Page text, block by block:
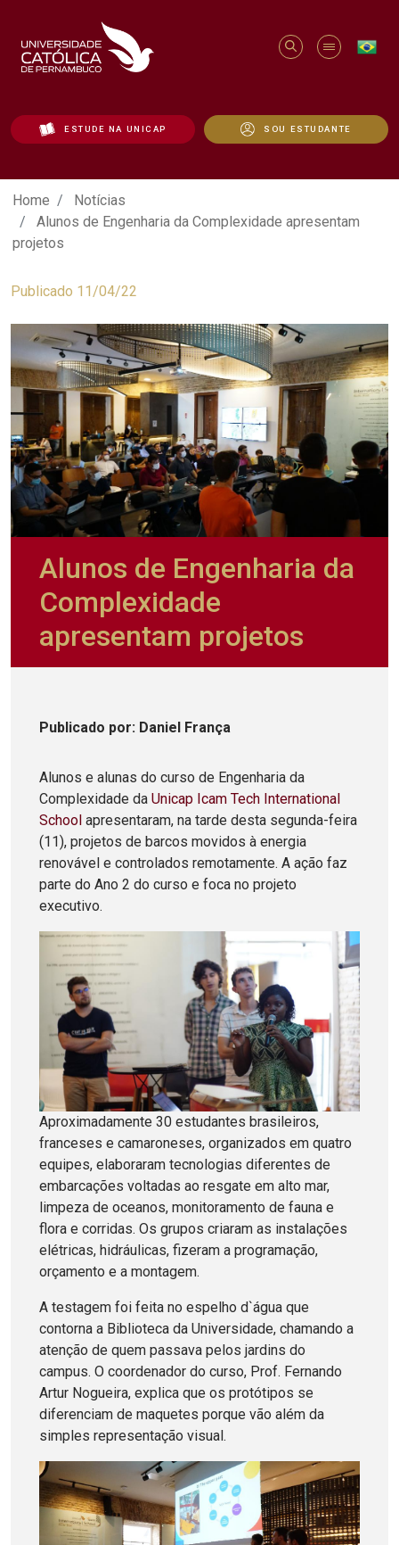
ESTUDE NA UNICAP SOU ESTUDANTE
Alunos de Engenharia da
Home
Notícias
Alunos de Engenharia da Complexidade apresentam
projetos
Publicado 11/04/22
Alunos de Engenharia da
Complexidade
apresentam projetos
Publicado por: Daniel França
Alunos e alunas do curso de Engenharia da
Complexidade da Unicap Icam Tech International
School apresentaram, na tarde desta segunda-feira
(11), projetos de barcos movidos à energia
renovável e controlados remotamente. A ação faz
parte do Ano 2 do curso e foca no projeto
executivo.
Aproximadamente 30 estudantes brasileiros,
franceses e camaroneses, organizados em quatro
equipes, elaboraram tecnologias diferentes de
embarcações voltadas ao resgate em alto mar,
limpeza de oceanos, monitoramento de fauna e
flora e corridas. Os grupos criaram as instalações
elétricas, hidráulicas, fizeram a programação,
orçamento e a montagem.
A testagem foi feita no espelho d`água que
contorna a Biblioteca da Universidade, chamando a
atenção de quem passava pelos jardins do
campus. O coordenador do curso, Prof. Fernando
Artur Nogueira, explica que os protótipos se
diferenciam de maquetes porque vão além da
simples representação visual.